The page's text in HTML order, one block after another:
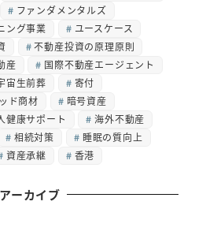
ファンダメンタルズ
ング事業
ユースケース
不動産投資の原理原則
産
国際不動産エージェント
宙生前葬
寄付
ド商材
暗号資産
健康サポート
海外不動産
相続対策
睡眠の質向上
資産承継 香港
アーカイブ